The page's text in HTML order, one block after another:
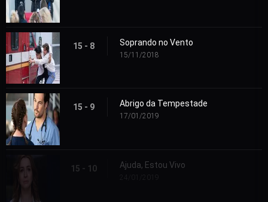
15 - 8 Soprando no Vento
15/11/2018
15 - 9 Abrigo da Tempestade
17/01/2019
15 - 10 Ajuda, Estou Vivo